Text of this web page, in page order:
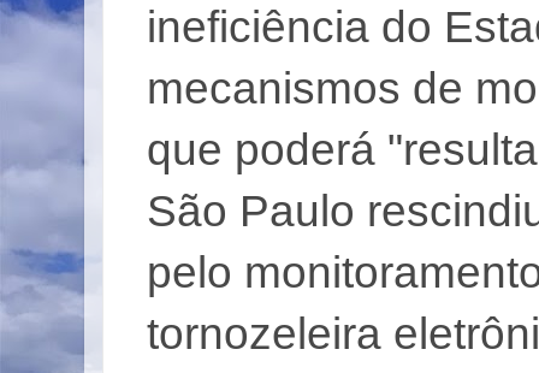
ineficiência do
mecanismos de
que poderá
São Paulo
pelo
tornozeleira